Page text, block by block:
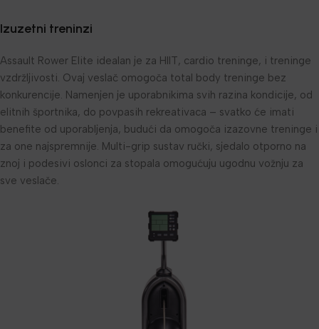
Izuzetni treninzi
Assault Rower Elite idealan je za HIIT, cardio treninge, i treninge
vzdržljivosti. Ovaj veslač omogoča total body treninge bez
konkurencije. Namenjen je uporabnikima svih razina kondicije, od
elitnih športnika, do povpasih rekreativaca – svatko će imati
benefite od uporabljenja, budući da omogoča izazovne treninge i
za one najspremnije. Multi-grip sustav ručki, sjedalo otporno na
znoj i podesivi oslonci za stopala omogućuju ugodnu vožnju za
sve veslače.